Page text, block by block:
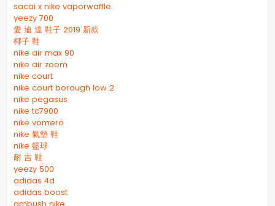
sacai x nike vaporwaffle
yeezy 700
愛 迪 達 鞋子 2019 新款
椰子 鞋
nike air max 90
nike air zoom
nike court
nike court borough low 2
nike pegasus
nike tc7900
nike vomero
nike 氣墊 鞋
nike 籃球
耐 吉 鞋
yeezy 500
adidas 4d
adidas boost
ambush nike